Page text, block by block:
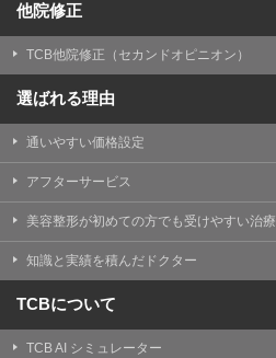
他院修正
TCB他院修正（セカンドオピニオン）
選ばれる理由
通いやすい価格設定
アフターサービス
美容整形が初めての方でも受けやすい治療
知識と実績を積んだドクター
TCBについて
TCB AI シミュレーター